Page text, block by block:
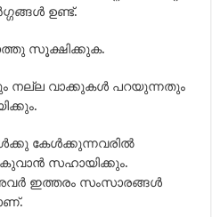
ഉണ്ട്.
സൂക്ഷിക്കുക.
നല്ല വാക്കുകള്‍ പറയുന്നതും
കേള്‍ക്കുന്നവരില്‍
സഹായിക്കും.
ഇത്തരം സംസാരങ്ങള്‍